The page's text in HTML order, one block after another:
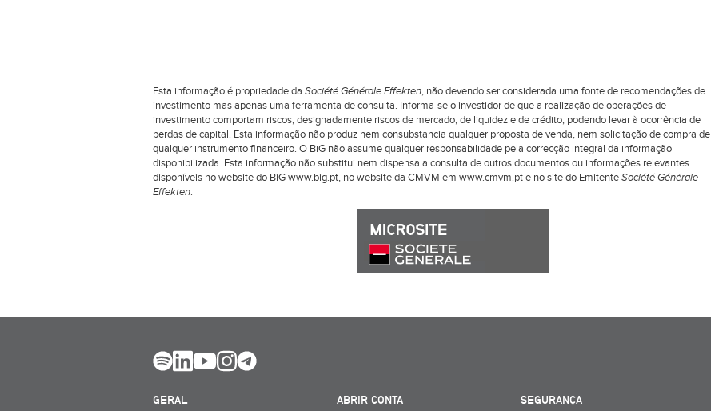
Esta informação é propriedade da Société Générale Effekten, não devendo ser considerada uma fonte de recomendações de
investimento mas apenas uma ferramenta de consulta. Informa-se o investidor de que a realização de operações de
investimento comportam riscos, designadamente riscos de mercado, de liquidez e de crédito, podendo levar à ocorrência de
perdas de capital. Esta informação não produz nem consubstancia qualquer proposta de venda, nem solicitação de compra de
qualquer instrumento financeiro. O BiG não assume qualquer responsabilidade pela correcção integral da informação
disponibilizada. Esta informação não substitui nem dispensa a consulta de outros documentos ou informações relevantes
disponíveis no website do BiGwww.big.pt, no website da CMVM em www.cmvm.pte no site do EmitenteSociété Générale
Effekten.
GERAL
ABRIR CONTA
SEGURANÇA